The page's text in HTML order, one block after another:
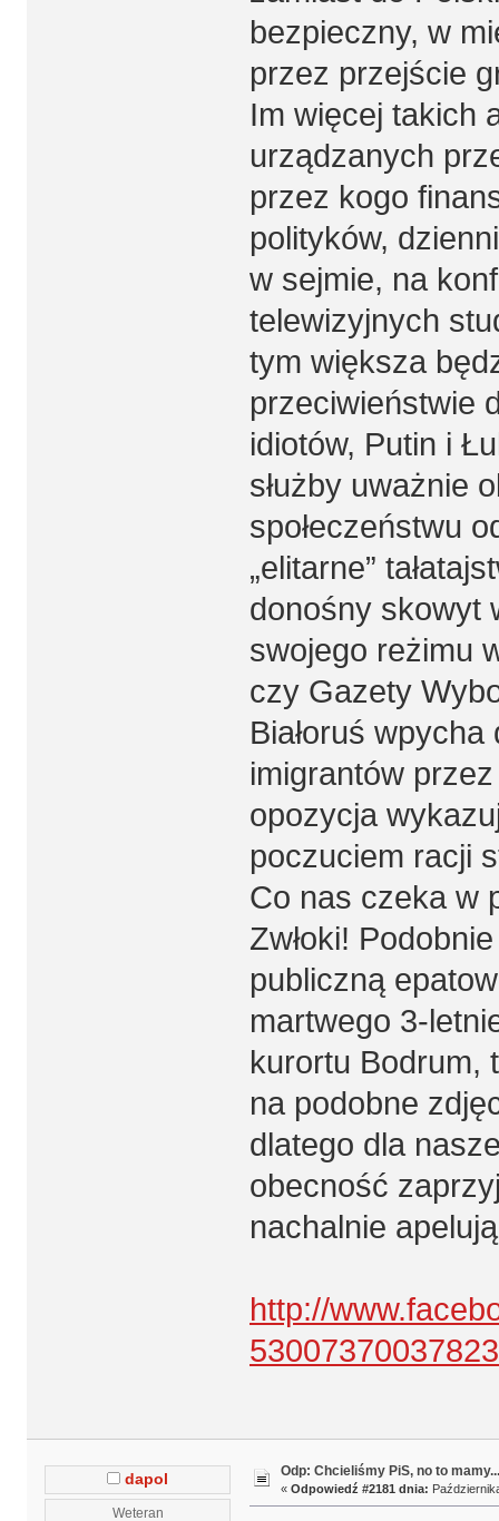
bezpieczny, w
przez przejście
Im więcej takich
urządzanych
przez kogo
polityków,
w sejmie, na
telewizyjnych
tym większa
przeciwieństwie
idiotów, Putin i
służby uważnie
społeczeństwu
„elitarne”
donośny skowyt
swojego reżimu
czy Gazety
Białoruś
imigrantów
opozycja
poczuciem racji
Co nas czeka w
Zwłoki!
publiczną
martwego 3-
kurortu Bodrum,
na podobne
dlatego dla
obecność
nachalnie
http://
dapol
Weteran
Odp: Chcieliśmy PiS, no to
« Odpowiedź #2181 dnia: